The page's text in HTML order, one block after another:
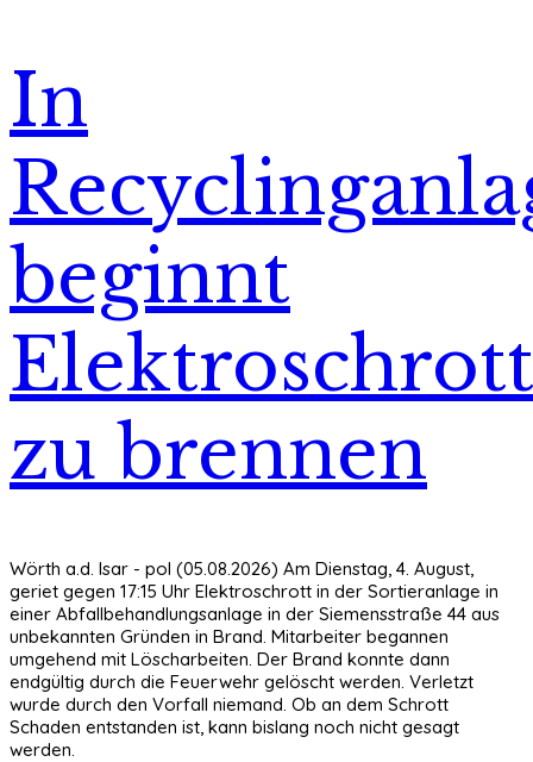
In
beginnt
Elektroschrott
zu brennen
Wörth a.d. Isar - pol (05.08.2026) Am Dienstag, 4. August,
geriet gegen 17:15 Uhr Elektroschrott in der Sortieranlage in
einer Abfallbehandlungsanlage in der Siemensstraße 44 aus
unbekannten Gründen in Brand. Mitarbeiter begannen
umgehend mit Löscharbeiten. Der Brand konnte dann
endgültig durch die Feuerwehr gelöscht werden. Verletzt
wurde durch den Vorfall niemand. Ob an dem Schrott
Schaden entstanden ist, kann bislang noch nicht gesagt
werden.